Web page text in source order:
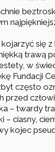
się z
trawą
w
Fundacji
często
przed
– twardy
– ciasny,
kojec